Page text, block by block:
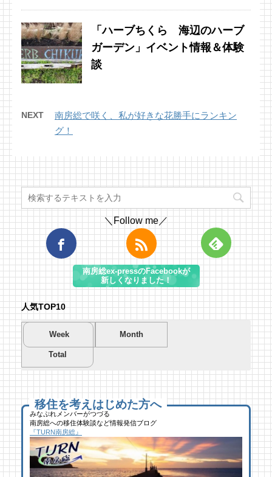
「ハーブちくら 海辺のハーブ
ガーデン」イベント情報＆体験
談
NEXT
南房総で咲く、私が好きな花勝手にランキン
グ！
＼Follow me／
南房総ex-pressのFacebookが
新しくなりました！
人気TOP10
Week Month
Total
夏を先取り！プールに行こう！
南房総市千倉B&G海洋センター
60 views|byTsuno
館山にオープン！地域の素材からはじめる物
作り工房
36 views
|by なべたゆかり
夏を先取り！プールに行こう！
南房総市千倉B&G海洋センター
219 views |byTsuno
館山にオープン！地域の素材からはじめる物
作り工房
118 views
|by なべたゆかり
海遊び＆キャンプするならココ！南房総のお
すすめキャンプ場まとめ【2】
40,699 views|by南 芙蓉
似顔絵ケーキに感動！館山のケーキ屋さん
「プチ アンジュ」
17,151 views| by福美
移住を考えはじめた方へ
みなぷれメンバーがつづる
南房総への移住体験談など情報発信ブログ
『TURN南房総』